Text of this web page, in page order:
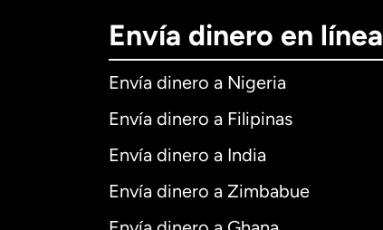
Envía dinero en línea
Envía dinero a Nigeria
Envía dinero a Filipinas
Envía dinero a India
Envía dinero a Zimbabue